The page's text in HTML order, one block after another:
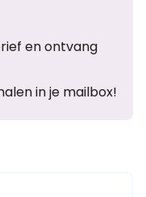
en ontvang
in je mailbox!